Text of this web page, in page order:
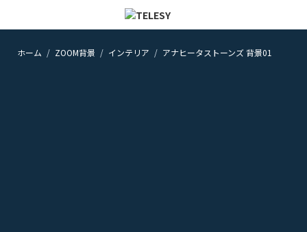
ホーム
ホーム ZOOM背景 インテリア アナヒータストーンズ 背景01